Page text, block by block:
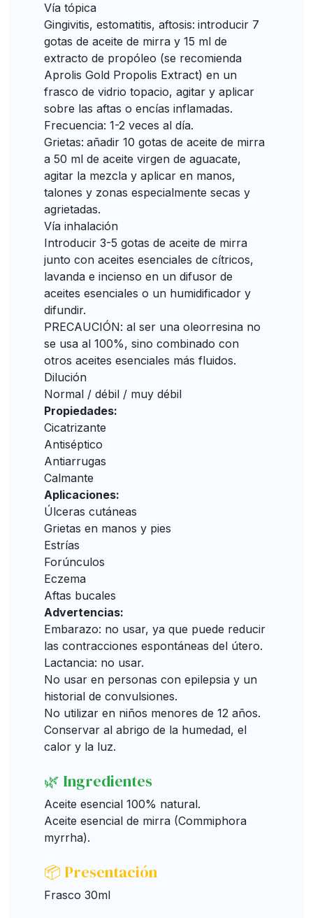
Vía tópica
Gingivitis, estomatitis, aftosis: introducir 7
gotas de aceite de mirra y 15 ml de
extracto de propóleo (se recomienda
Aprolis Gold Propolis Extract) en un
frasco de vidrio topacio, agitar y aplicar
sobre las aftas o encías inflamadas.
Frecuencia: 1-2 veces al día.
Grietas: añadir 10 gotas de aceite de mirra
a 50 ml de aceite virgen de aguacate,
agitar la mezcla y aplicar en manos,
talones y zonas especialmente secas y
agrietadas.
Vía inhalación
Introducir 3-5 gotas de aceite de mirra
junto con aceites esenciales de cítricos,
lavanda e incienso en un difusor de
aceites esenciales o un humidificador y
difundir.
PRECAUCIÓN: al ser una oleorresina no
se usa al 100%, sino combinado con
otros aceites esenciales más fluidos.
Dilución
Normal / débil / muy débil
Propiedades:
Cicatrizante
Antiséptico
Antiarrugas
Calmante
Aplicaciones:
Úlceras cutáneas
Grietas en manos y pies
Estrías
Forúnculos
Eczema
Aftas bucales
Advertencias:
Embarazo: no usar, ya que puede reducir
las contracciones espontáneas del útero.
Lactancia: no usar.
No usar en personas con epilepsia y un
historial de convulsiones.
No utilizar en niños menores de 12 años.
Conservar al abrigo de la humedad, el
calor y la luz.
🌿 Ingredientes
Aceite esencial 100% natural.
Aceite esencial de mirra (Commiphora
myrrha).
📦 Presentación
Frasco 30ml